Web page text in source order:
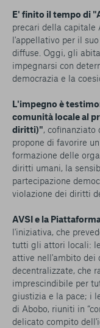
E' finito il tempo di
precari della capitale
l'appellativo per il
diffuse. Oggi, gli
impegnarsi con
democrazia e la
L'impegno è
comunità locale al
diritti)", cofinanziato
propone di favorire
formazione delle
diritti umani, la
partecipazione
violazione dei diritti
AVSI e la
l'iniziativa, che
tutti gli attori locali:
attive nell'ambito dei
decentralizzate, che
imprescindibile per
giustizia e la pace; i
di Abobo, riuniti in
delicato compito